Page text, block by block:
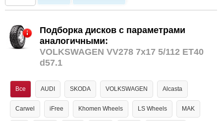
Подборка дисков с параметрами
аналогичными:
VOLKSWAGEN VV278 7x17 5/112 ET40
d57.1
Все AUDI SKODA VOLKSWAGEN Alcasta
Carwel iFree Khomen Wheels LS Wheels MAK